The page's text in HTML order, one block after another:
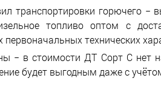
транспортировки горючего −
топливо оптом с
первоначальных технических
− в стоимости ДТ Сорт С нет
будет выгодным даже с